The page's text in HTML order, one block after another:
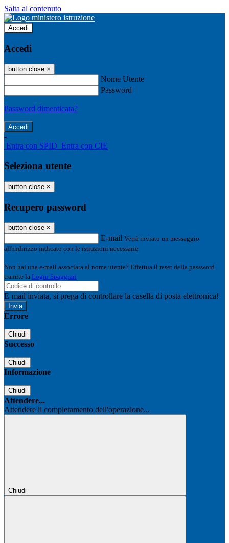
Salta al contenuto
Accedi
Accedi
button close ×
Nome Utente
Password
Password dimenticata?
-
Entra con SPID Entra con CIE
Seleziona utente
button close ×
Recupero password
button close ×
E-mail Verrà inviato un messaggio
all'indirizzo indicato con le istruzioni necessarie.
Non hai una e-mail associata al nome utente? Effettua il reset della password
tramite la Login Spaggiari
E-mail inviata, si prega di controllare la casella di posta elettronica!
Errore
Chiudi
Successo
Chiudi
Informazione
Chiudi
Attendere...
Attendere il completamento dell'operazione...
Chiudi